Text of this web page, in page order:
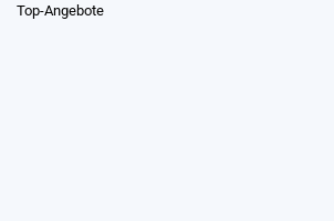
Top-Angebote